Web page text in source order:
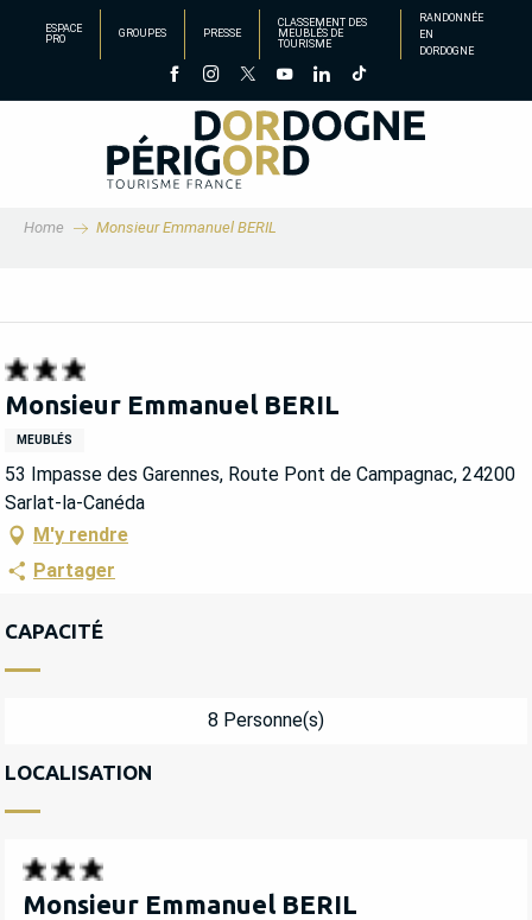
principal
ESPACE
PRO
GROUPES PRESSE
CLASSEMENT DES
MEUBLÉS DE
TOURISME
RANDONNÉE
EN
DORDOGNE
Home Monsieur Emmanuel BERIL
Monsieur Emmanuel BERIL
MEUBLÉS
53 Impasse des Garennes, Route Pont de Campagnac, 24200
Sarlat-la-Canéda
M'y rendre
Partager
CAPACITÉ
8 Personne(s)
LOCALISATION
Monsieur Emmanuel BERIL